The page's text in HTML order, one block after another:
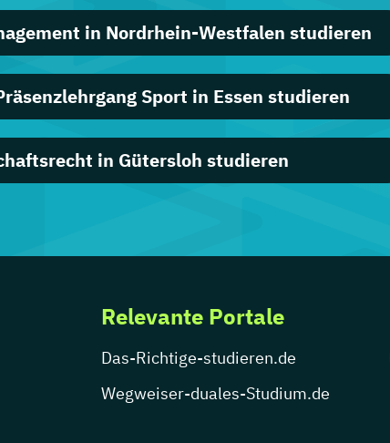
in Nordrhein-Westfalen studieren
Sport in Essen studieren
in Gütersloh studieren
Relevante Portale
Das-Richtige-studieren.de
Wegweiser-duales-Studium.de